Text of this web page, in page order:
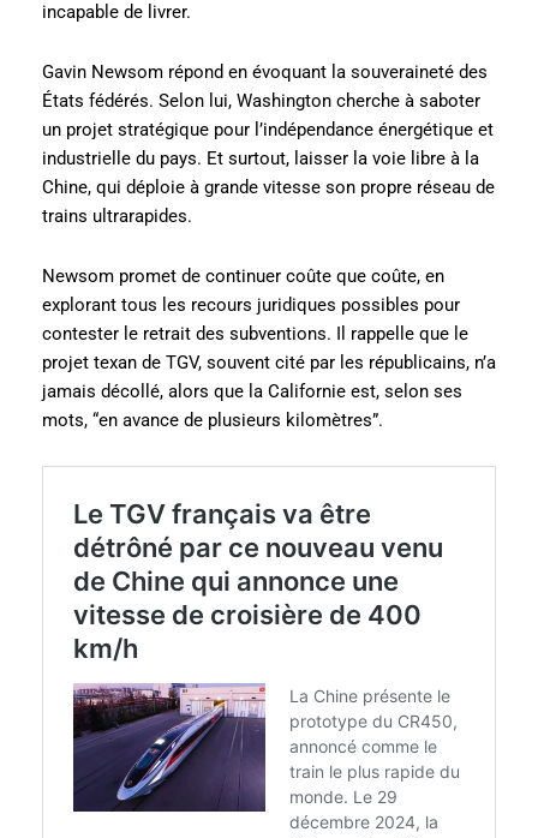
incapable de livrer.
Gavin Newsom répond en évoquant la souveraineté des
États fédérés. Selon lui, Washington cherche à saboter
un projet stratégique pour l’indépendance énergétique et
industrielle du pays. Et surtout, laisser la voie libre à la
Chine, qui déploie à grande vitesse son propre réseau de
trains ultrarapides.
Newsom promet de continuer coûte que coûte, en
explorant tous les recours juridiques possibles pour
contester le retrait des subventions. Il rappelle que le
projet texan de TGV, souvent cité par les républicains, n’a
jamais décollé, alors que la Californie est, selon ses
mots, “en avance de plusieurs kilomètres”.